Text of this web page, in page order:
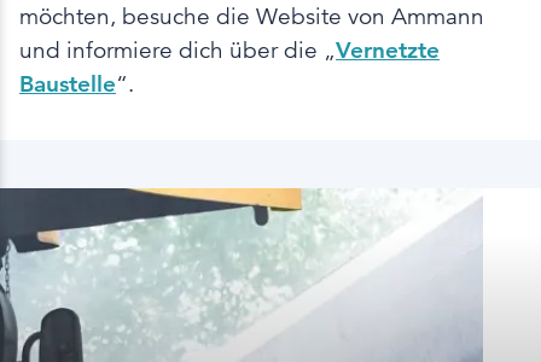
möchten, besuche die Website von Ammann
und informiere dich über die „Vernetzte
Baustelle“.